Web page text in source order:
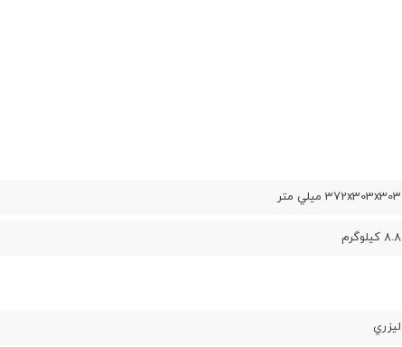
372x303x303 ميلي متر
8.8 کيلوگرم
ليزري